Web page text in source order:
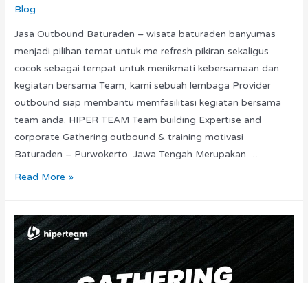
Blog
Jasa Outbound Baturaden – wisata baturaden banyumas
menjadi pilihan temat untuk me refresh pikiran sekaligus
cocok sebagai tempat untuk menikmati kebersamaan dan
kegiatan bersama Team, kami sebuah lembaga Provider
outbound siap membantu memfasilitasi kegiatan bersama
team anda. HIPER TEAM Team building Expertise and
corporate Gathering outbound & training motivasi
Baturaden – Purwokerto Jawa Tengah Merupakan …
Read More »